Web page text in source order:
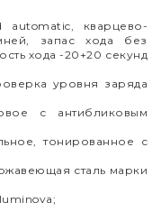
automatic, кварцево-
запас хода без
хода -20+20 секунд
уровня заряда
с антибликовым
тонированное с
сталь марки